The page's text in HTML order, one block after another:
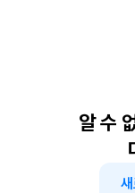
알 수